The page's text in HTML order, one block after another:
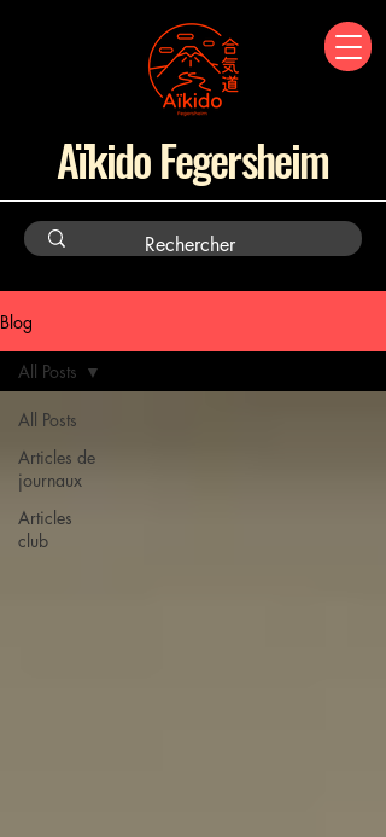
Aïkido Fegersheim
Blog
All Posts
Articles de
journaux
Articles
club
All Posts